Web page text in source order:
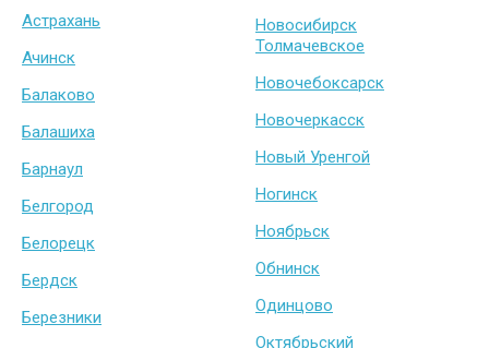
Астрахань
Ачинск
Балаково
Балашиха
Барнаул
Белгород
Белорецк
Бердск
Березники
Новосибирск
Толмачевское
Новочебоксарск
Новочеркасск
Новый Уренгой
Ногинск
Ноябрьск
Обнинск
Одинцово
Октябрьский